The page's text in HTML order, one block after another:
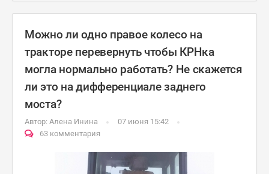
Можно ли одно правое колесо на
тракторе перевернуть чтобы КРНка
могла нормально работать? Не скажется
ли это на дифференциале заднего
моста?
Автор: Алена Инина
07 июня 15:42
63 комментария